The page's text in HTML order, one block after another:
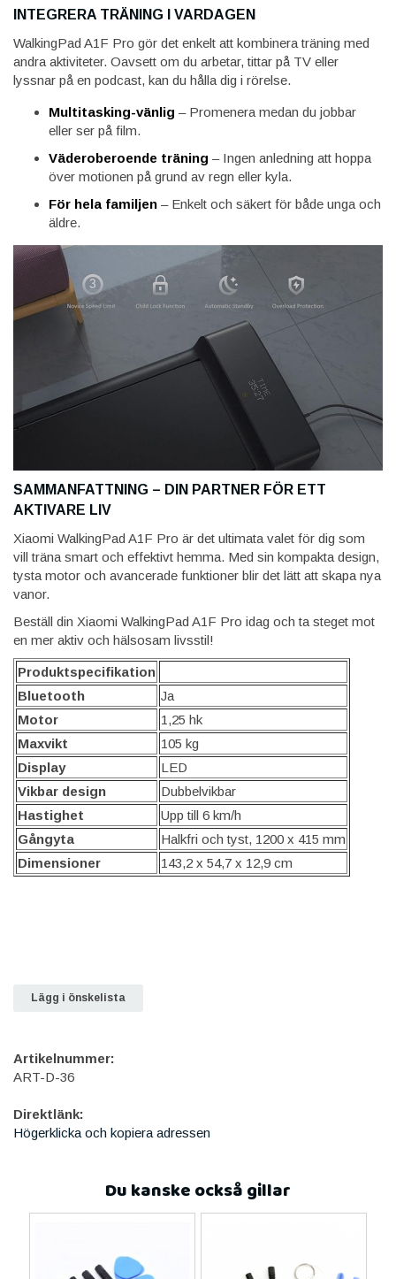
INTEGRERA TRÄNING I VARDAGEN
WalkingPad A1F Pro gör det enkelt att kombinera träning med
andra aktiviteter. Oavsett om du arbetar, tittar på TV eller
lyssnar på en podcast, kan du hålla dig i rörelse.
Multitasking-vänlig – Promenera medan du jobbar
eller ser på film.
Väderoberoende träning – Ingen anledning att hoppa
över motionen på grund av regn eller kyla.
För hela familjen – Enkelt och säkert för både unga och
äldre.
SAMMANFATTNING – DIN PARTNER FÖR ETT
AKTIVARE LIV
Xiaomi WalkingPad A1F Pro är det ultimata valet för dig som
vill träna smart och effektivt hemma. Med sin kompakta design,
tysta motor och avancerade funktioner blir det lätt att skapa nya
vanor.
Beställ din Xiaomi WalkingPad A1F Pro idag och ta steget mot
en mer aktiv och hälsosam livsstil!
Produktspecifikation
Bluetooth
Ja
Motor
1,25 hk
Maxvikt
105 kg
Display
LED
Vikbar design
Dubbelvikbar
Hastighet
Upp till 6 km/h
Gångyta
Halkfri och tyst, 1200 x 415 mm
Dimensioner
143,2 x 54,7 x 12,9 cm
Lägg i önskelista
Artikelnummer:
ART-D-36
Direktlänk:
Högerklicka och kopiera adressen
Du kanske också gillar